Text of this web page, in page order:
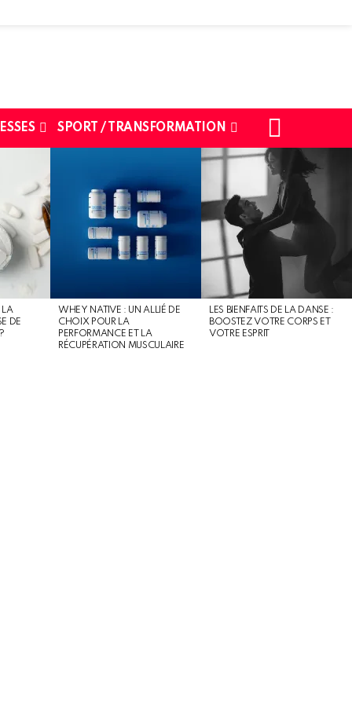
SPORT / TRANSFORMATION
LA
DE
WHEY NATIVE : UN ALLIÉ DE
CHOIX POUR LA
PERFORMANCE ET LA
RÉCUPÉRATION MUSCULAIRE
LES BIENFAITS DE LA DANSE :
BOOSTEZ VOTRE CORPS ET
VOTRE ESPRIT